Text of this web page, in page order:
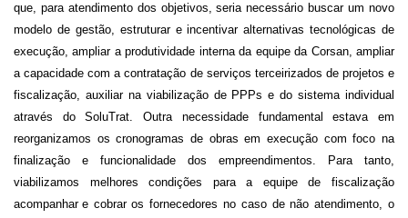
que, para atendimento dos objetivos, seria necessário buscar um novo
modelo de gestão, estruturar e incentivar alternativas tecnológicas de
execução, ampliar a produtividade interna da equipe da Corsan, ampliar
a capacidade com a contratação de serviços terceirizados de projetos e
fiscalização, auxiliar na viabilização de PPPs e do sistema individual
através do SoluTrat. Outra necessidade fundamental estava em
reorganizamos os cronogramas de obras em execução com foco na
finalização e funcionalidade dos empreendimentos. Para tanto,
viabilizamos melhores condições para a equipe de fiscalização
acompanhar e cobrar os fornecedores no caso de não atendimento, o